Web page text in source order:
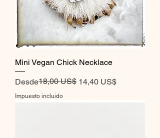
Mini Vegan Chick Necklace
Desde
Precio18,00 US$ 14,40 US$
Precio de oferta
Impuesto incluido